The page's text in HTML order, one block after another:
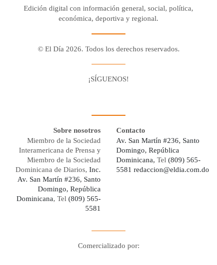
Edición digital con información general, social, política,
económica, deportiva y regional.
© El Día 2026. Todos los derechos reservados.
¡SÍGUENOS!
Sobre nosotros
Miembro de la Sociedad
Interamericana de Prensa y
Miembro de la Sociedad
Dominicana de Diarios, Inc.
Av. San Martín #236, Santo
Domingo, República
Dominicana, Tel (809) 565-
5581
Contacto
Av. San Martín #236, Santo
Domingo, República
Dominicana, Tel (809) 565-
5581 redaccion@eldia.com.do
Comercializado por: